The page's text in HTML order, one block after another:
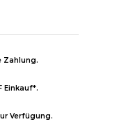
Zahlung.
Einkauf*.
Verfügung.